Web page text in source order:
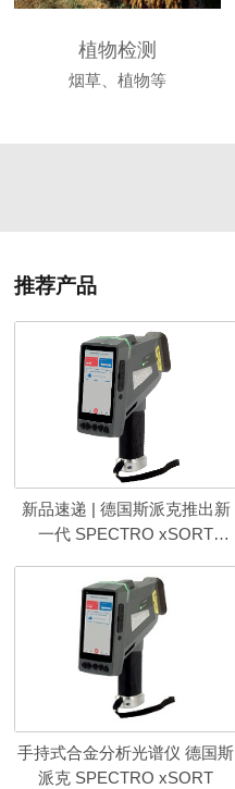
植物检测
烟草、植物等
推荐产品
新品速递 | 德国斯派克推出新
一代 SPECTRO xSORT
手持式合金分析光谱仪 德国斯
派克 SPECTRO xSORT